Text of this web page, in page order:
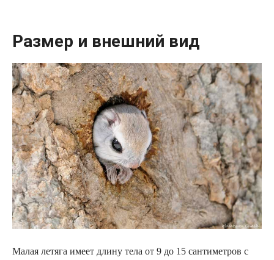
Размер и внешний вид
Малая летяга имеет длину тела от 9 до 15 сантиметров с